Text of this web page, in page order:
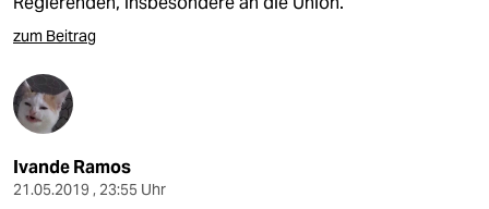
zum Beitrag
Ivande Ramos
21.05.2019 , 23:55 Uhr